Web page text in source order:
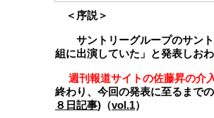
＜序説＞
サントリーグループのサント
組に出演していた」と発表しお
週刊報道サイトの佐藤昇の介
終わり、今回の発表に至るまで
８日記事)（vol.1）